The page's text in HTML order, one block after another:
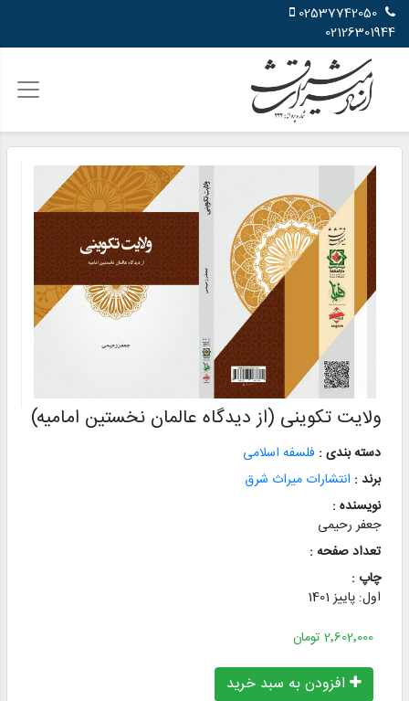
02126301944
ولایت تکوینی (از دیدگاه عالمان نخستین امامیه)
دسته بندی : فلسفه اسلامی
برند : انتشارات میراث شرق
نویسنده :
جعفر رحیمی
تعداد صفحه :
چاپ :
اول: پاییز 1401
2٬602٬000 تومان
افزودن به سبد خرید